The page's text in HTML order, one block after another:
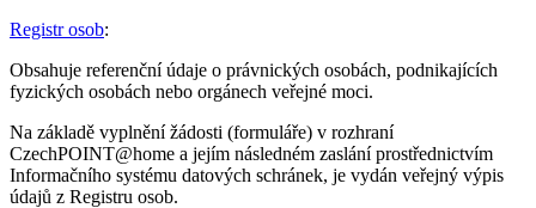
Registr osob:
Obsahuje referenční údaje o právnických osobách, podnikajících
fyzických osobách nebo orgánech veřejné moci.
Na základě vyplnění žádosti (formuláře) v rozhraní
CzechPOINT@home a jejím následném zaslání prostřednictvím
Informačního systému datových schránek, je vydán veřejný výpis
údajů z Registru osob.